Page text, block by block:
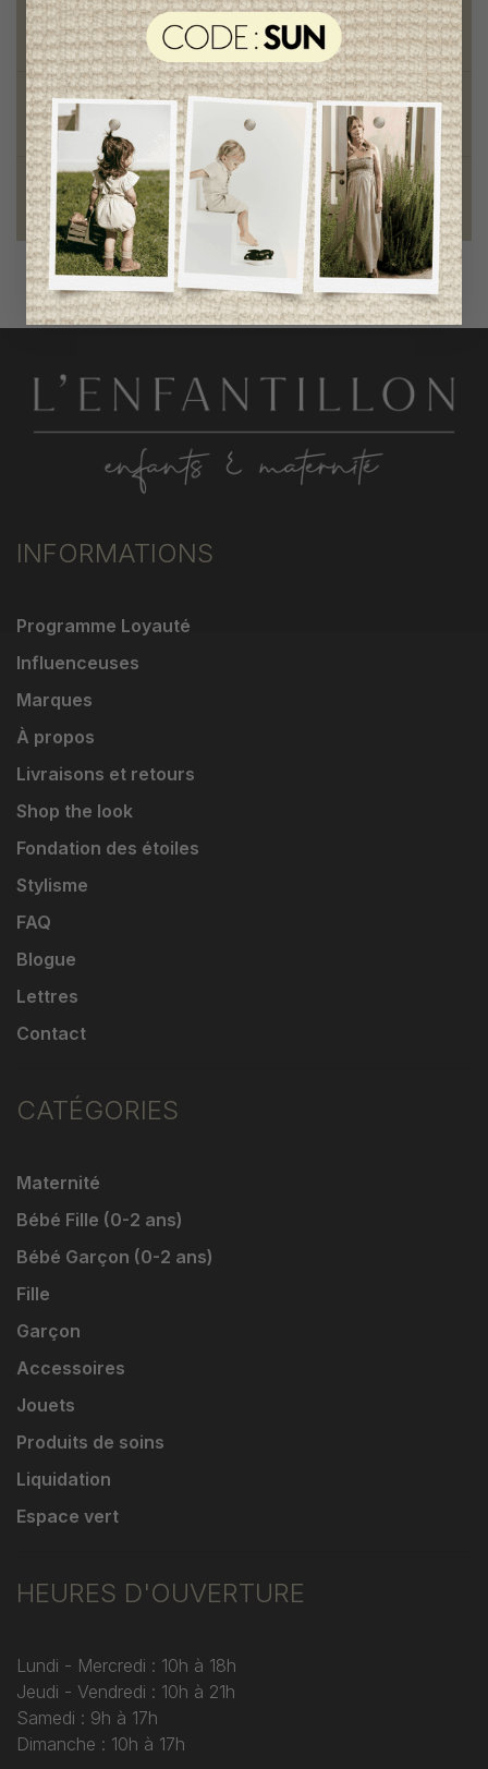
Vêtements chics et tendances
pour mamans et enfants
Style et élégance
qualité remarquable
Fondation des étoiles
fiers de collaborer à une bonne cause
INFORMATIONS
Programme Loyauté
Influenceuses
Marques
À propos
Livraisons et retours
Shop the look
Fondation des étoiles
Stylisme
FAQ
Blogue
Lettres
Contact
CATÉGORIES
Maternité
Bébé Fille (0-2 ans)
Bébé Garçon (0-2 ans)
Fille
Garçon
Accessoires
Jouets
Produits de soins
Liquidation
Espace vert
HEURES D'OUVERTURE
Lundi - Mercredi : 10h à 18h
Jeudi - Vendredi : 10h à 21h
Samedi : 9h à 17h
Dimanche : 10h à 17h